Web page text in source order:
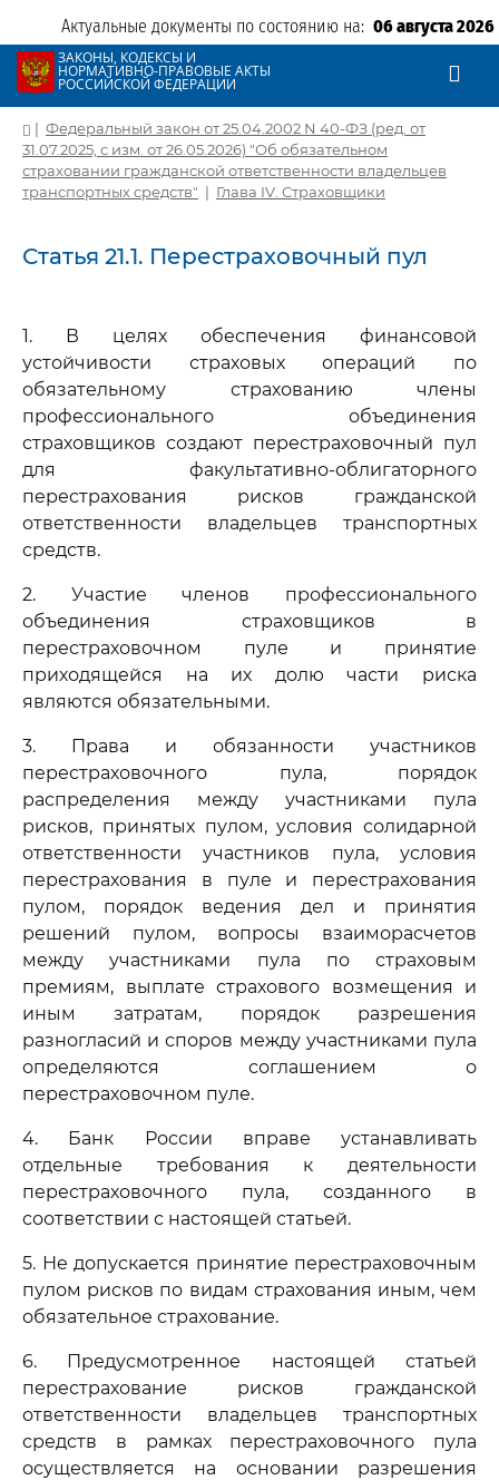
Актуальные документы по состоянию на: 06 августа 2026
ЗАКОНЫ, КОДЕКСЫ И
НОРМАТИВНО-ПРАВОВЫЕ АКТЫ
РОССИЙСКОЙ ФЕДЕРАЦИИ
| Федеральный закон от 25.04.2002 N 40-ФЗ (ред. от
31.07.2025, с изм. от 26.05.2026) "Об обязательном
страховании гражданской ответственности владельцев
транспортных средств" | Глава IV. Страховщики
Статья 21.1. Перестраховочный пул
1. В целях обеспечения финансовой
устойчивости страховых операций по
обязательному страхованию члены
профессионального объединения
страховщиков создают перестраховочный пул
для факультативно-облигаторного
перестрахования рисков гражданской
ответственности владельцев транспортных
средств.
2. Участие членов профессионального
объединения страховщиков в
перестраховочном пуле и принятие
приходящейся на их долю части риска
являются обязательными.
3. Права и обязанности участников
перестраховочного пула, порядок
распределения между участниками пула
рисков, принятых пулом, условия солидарной
ответственности участников пула, условия
перестрахования в пуле и перестрахования
пулом, порядок ведения дел и принятия
решений пулом, вопросы взаиморасчетов
между участниками пула по страховым
премиям, выплате страхового возмещения и
иным затратам, порядок разрешения
разногласий и споров между участниками пула
определяются соглашением о
перестраховочном пуле.
4. Банк России вправе устанавливать
отдельные требования к деятельности
перестраховочного пула, созданного в
соответствии с настоящей статьей.
5. Не допускается принятие перестраховочным
пулом рисков по видам страхования иным, чем
обязательное страхование.
6. Предусмотренное настоящей статьей
перестрахование рисков гражданской
ответственности владельцев транспортных
средств в рамках перестраховочного пула
осуществляется на основании разрешения